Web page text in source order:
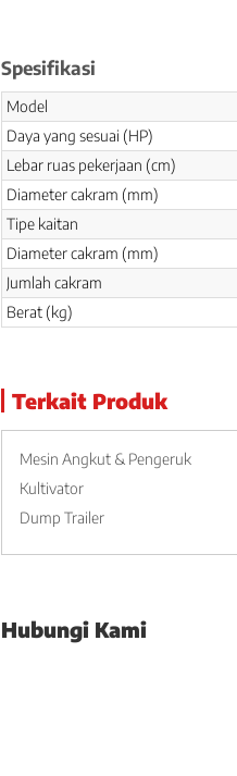
Spesifikasi
Model
Daya yang sesuai (HP)
Lebar ruas pekerjaan (cm)
Diameter cakram (mm)
Tipe kaitan
Diameter cakram (mm)
Jumlah cakram
Berat (kg)
Terkait Produk
Mesin Angkut & Pengeruk
Kultivator
Dump Trailer
Hubungi Kami